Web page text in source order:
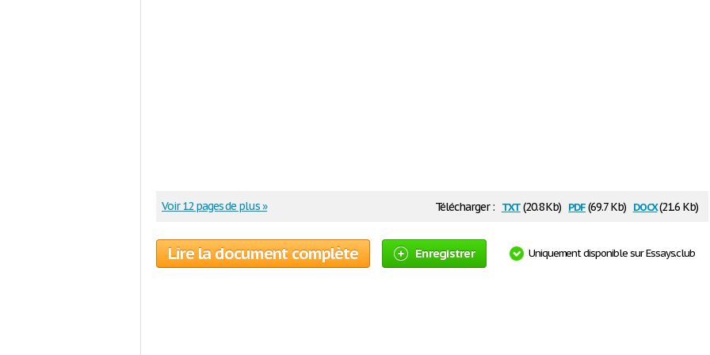
Télécharger : txt(20.8 Kb) pdf(69.7 Kb) docx(21.6 Kb)
Voir 12 pages de plus »
Lire la document complète Enregistrer Uniquement disponible sur Essays.club